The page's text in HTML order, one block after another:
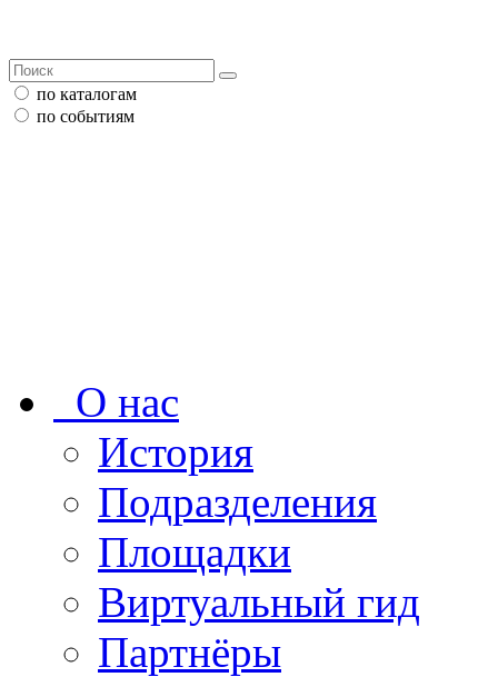
по каталогам
по событиям
О нас
История
Подразделения
Площадки
Виртуальный гид
Партнёры